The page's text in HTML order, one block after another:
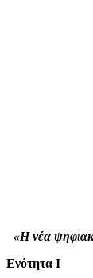
«H νέα
Ενότητα Ι